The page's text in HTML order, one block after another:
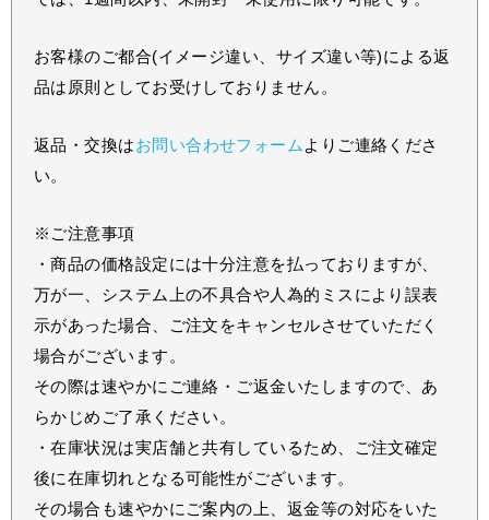
お客様のご都合(イメージ違い、サイズ違い等)による返
品は原則としてお受けしておりません。
返品・交換はお問い合わせフォーム よりご連絡くださ
い。
※ご注意事項
・商品の価格設定には十分注意を払っておりますが、
万が一、システム上の不具合や人為的ミスにより誤表
示があった場合、ご注文をキャンセルさせていただく
場合がございます。
その際は速やかにご連絡・ご返金いたしますので、あ
らかじめご了承ください。
・在庫状況は実店舗と共有しているため、ご注文確定
後に在庫切れとなる可能性がございます。
その場合も速やかにご案内の上、返金等の対応をいた